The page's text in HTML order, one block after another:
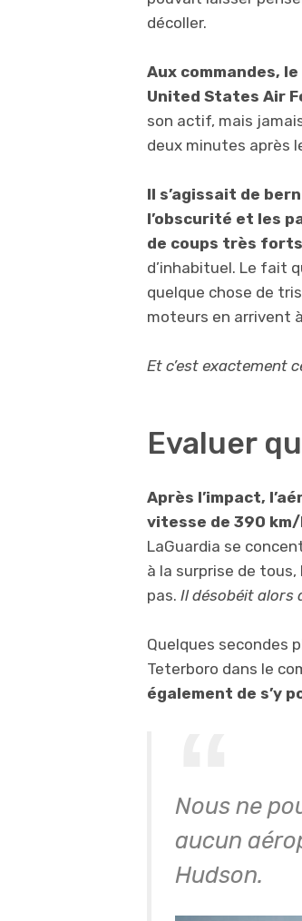
décoller.
Aux commandes,
United States Air
son actif, mais
deux minutes après
Il s’agissait de
l’obscurité et les
de coups très
d’inhabituel. Le fait
quelque chose de
moteurs en arrivent
Et c’est exactement
Evaluer
Après l’impact,
vitesse de 390
LaGuardia se
à la surprise de
pas. Il désobéit alors
Quelques secondes
Teterboro dans le
également de s’y
Nous ne
aucun
Hudson.